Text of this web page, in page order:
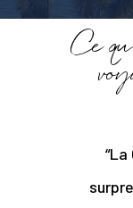
Ce
“La